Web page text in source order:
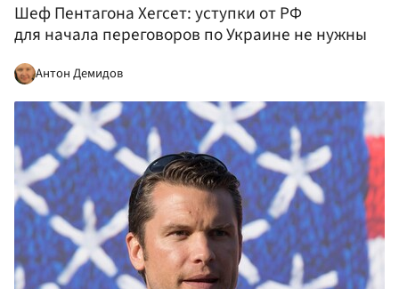
Шеф Пентагона Хегсет: уступки от РФ
для начала переговоров по Украине не нужны
Антон Демидов